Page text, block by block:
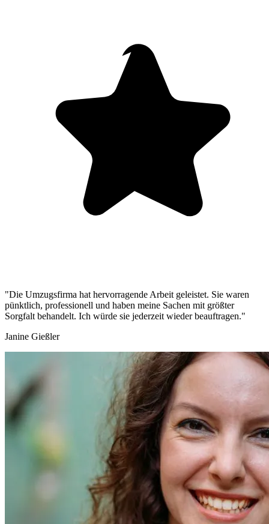
"Die Umzugsfirma hat hervorragende Arbeit geleistet. Sie waren
pünktlich, professionell und haben meine Sachen mit größter
Sorgfalt behandelt. Ich würde sie jederzeit wieder beauftragen."
Janine Gießler